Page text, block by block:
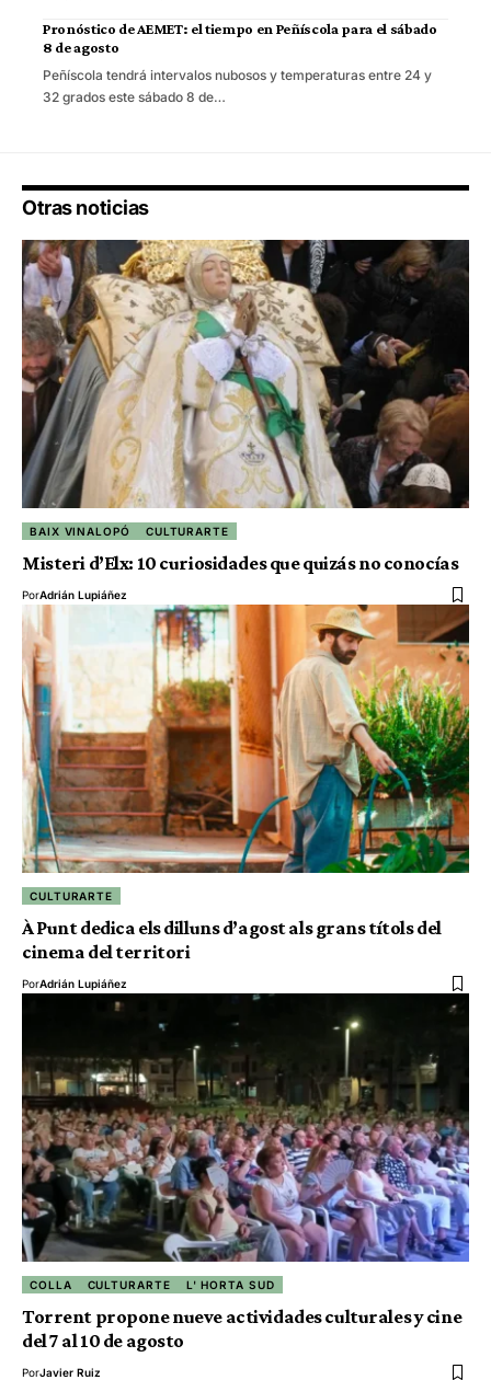
Pronóstico de AEMET: el tiempo en Peñíscola para el sábado
8 de agosto
Peñíscola tendrá intervalos nubosos y temperaturas entre 24 y
32 grados este sábado 8 de…
Otras noticias
BAIX VINALOPÓ CULTURARTE
Misteri d’Elx: 10 curiosidades que quizás no conocías
PorAdrián Lupiáñez
CULTURARTE
À Punt dedica els dilluns d’agost als grans títols del
cinema del territori
PorAdrián Lupiáñez
COLLA CULTURARTE L' HORTA SUD
Torrent propone nueve actividades culturales y cine
del 7 al 10 de agosto
PorJavier Ruiz